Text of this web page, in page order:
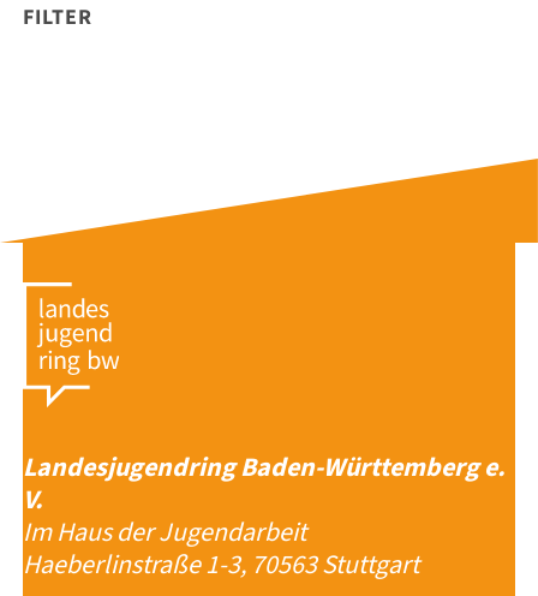
FILTER
Landesjugendring Baden-Württemberg e.
V.
Im Haus der Jugendarbeit
Haeberlinstraße 1-3, 70563 Stuttgart